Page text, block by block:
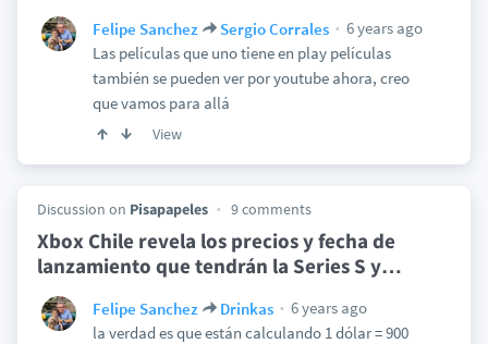
Felipe Sanchez Sergio Corrales
6 years ago
Las películas que uno tiene en play películas
también se pueden ver por youtube ahora, creo
que vamos para allá
View
Discussion on Pisapapeles 9 comments
Xbox Chile revela los precios y fecha de
lanzamiento que tendrán la Series S y…
Felipe Sanchez Drinkas
6 years ago
la verdad es que están calculando 1 dólar = 900